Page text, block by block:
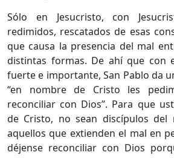
Sólo en Jesucristo, con
redimidos, rescatados de esas
que causa la presencia del mal
distintas formas. De ahí que con
fuerte e importante, San Pablo da
“en nombre de Cristo les
reconciliar con Dios”. Para que
de Cristo, no sean discípulos del
aquellos que extienden el mal en
déjense reconciliar con Dios